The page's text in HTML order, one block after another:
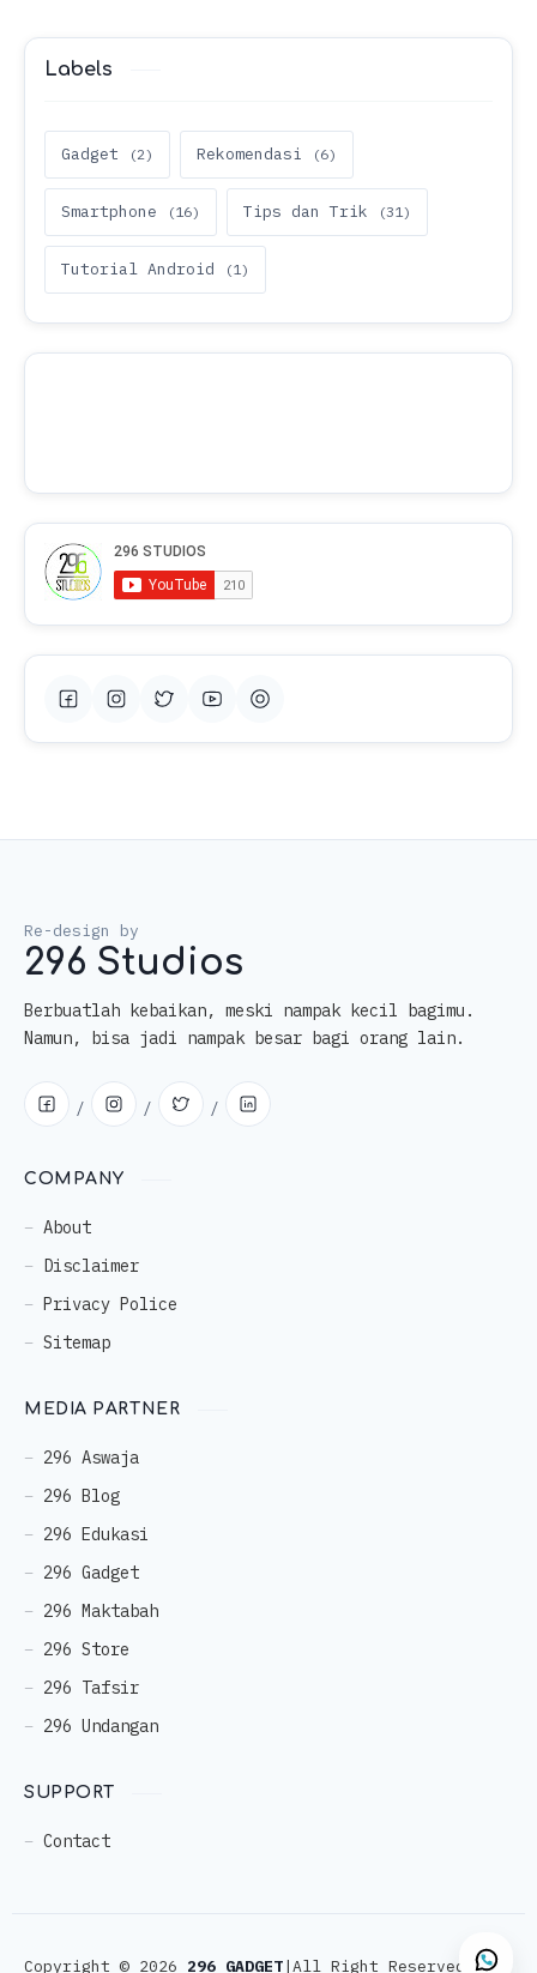
Labels
Gadget Rekomendasi
Smartphone Tips dan Trik
Tutorial Android
296 Studios
Berbuatlah kebaikan, meski nampak kecil bagimu.
Namun, bisa jadi nampak besar bagi orang lain.
COMPANY
About
Disclaimer
Privacy Police
Sitemap
MEDIA PARTNER
296 Aswaja
296 Blog
296 Edukasi
296 Gadget
296 Maktabah
296 Store
296 Tafsir
296 Undangan
SUPPORT
Contact
Copyright © 2026 296 GADGET|All Right Reserved